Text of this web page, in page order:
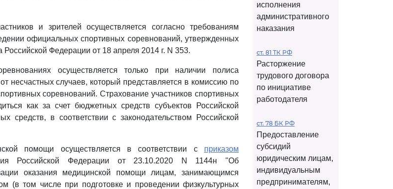
и зрителей осуществляется согласно требованиям
официальных спортивных соревнований, утвержденных
Федерации от 18 апреля 2014 г. N 353.
осуществляется только при наличии полиса
несчастных случаев, который представляется в комиссию по
соревнований. Страхование участников спортивных
как за счет бюджетных средств субъектов Российской
средств, в соответствии с законодательством Российской
помощи осуществляется в соответствии с приказом
Российской Федерации от 23.10.2020 N 1144н "Об
оказания медицинской помощи лицам, занимающимся
(в том числе при подготовке и проведении физкультурных
исполнения
административного
наказания
ст. 81 ТК РФ
Расторжение
трудового договора
по инициативе
работодателя
ст. 78 БК РФ
Предоставление
субсидий
юридическим лицам,
индивидуальным
предпринимателям,